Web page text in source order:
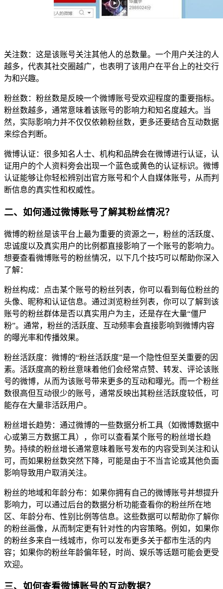
关注数：这是该账号关注其他人的总数量。一个用户关注的人
越多，代表其社交圈越广，也表明了该用户在平台上的社交行
为和兴趣。
粉丝数：粉丝数是反映一个微博账号受欢迎程度的重要指标。
粉丝数越多，通常意味着该账号的影响力和知名度越大。当
然，实际影响力并不仅仅依赖粉丝数，更多还要结合互动数据
来综合判断。
微博认证：很多知名人士、机构和品牌会在微博进行认证，认
证用户的个人资料旁会出现一个蓝色或黄色的认证标识。微博
认证能够让你轻松辨别出官方账号和个人自媒体账号，从而判
断信息的真实性和权威性。
二、如何通过微博账号了解其粉丝情况？
微博的粉丝是该平台上最为重要的资源之一，粉丝的活跃度、
忠诚度以及真实用户的比例都直接影响了一个账号的影响力。
想要查看微博账号的粉丝情况，以下几个技巧可以帮助你深入
了解：
粉丝构成：点击某个账号的粉丝列表，你可以看到每位粉丝的
头像、昵称和认证信息。通过浏览粉丝列表，你可以了解到该
账号的粉丝群体是否以真实用户为主，还是存在大量“僵尸
粉”。通常，粉丝的活跃度、互动频率会直接影响到微博内容
的曝光率和传播效果。
粉丝活跃度：微博的“粉丝活跃度”是一个隐性但至关重要的因
素。活跃度高的粉丝意味着他们会经常点赞、转发、评论该账
号的微博，从而为该账号带来更多的互动和曝光。而一个粉丝
数很高但互动很少的账号，通常反映出其粉丝活跃度较低，可
能存在大量非活跃用户。
粉丝增长趋势：通过微博的一些数据分析工具（如微博数据中
心或第三方数据工具），你可以查看某个账号的粉丝增长趋
势。持续的粉丝增长通常意味着账号发布的内容受到关注和认
可，而如果粉丝数突然下降，可能是由于不当言论或其他负面
影响导致用户取消关注。
粉丝的地域和年龄分布：如果你拥有自己的微博账号并想提升
影响力，可以通过后台的数据分析功能查看你的粉丝所在地
区、年龄分布、性别比例等信息。这些数据可以帮助你了解你
的粉丝画像，从而制定更有针对性的内容策略。例如，如果你
的粉丝多来自一线城市，你可以发布更多关于都市生活的内
容；如果你的粉丝年龄偏年轻，时尚、娱乐等话题可能会更受
欢迎。
三、如何查看微博账号的互动数据？